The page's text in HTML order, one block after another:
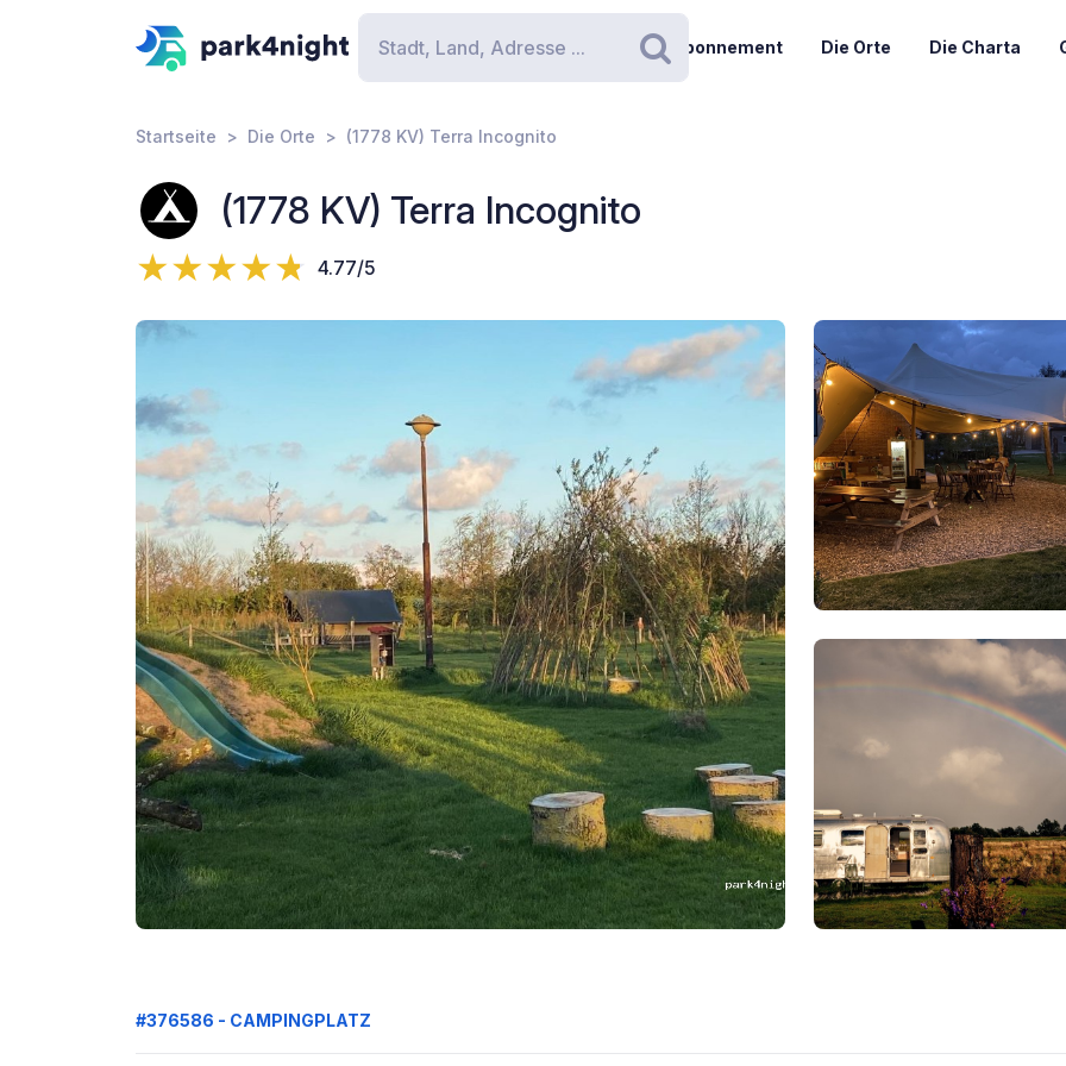
Suchen
Abonnement Die Orte Die Charta
Startseite Die Orte (1778 KV) Terra Incognito
(1778 KV) Terra Incognito
4.77/5
#376586 - CAMPINGPLATZ